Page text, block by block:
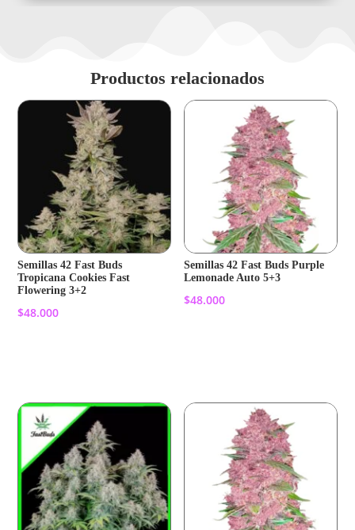
Productos relacionados
Semillas 42 Fast Buds
Tropicana Cookies Fast
Flowering 3+2
$48.000
Semillas 42 Fast Buds Purple
Lemonade Auto 5+3
$48.000